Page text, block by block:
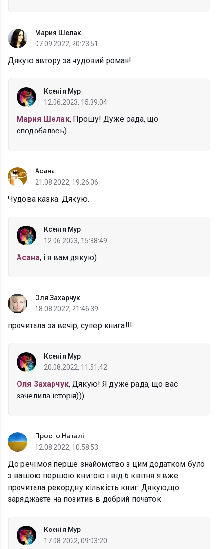
Мария Шелак
07.09.2022, 20:23:51
Дякую автору за чудовий роман!
Ксенія Мур
12.06.2023, 15:39:04
Мария Шелак, Прошу! Дуже рада, що
сподобалось)
Асана
21.08.2022, 19:26:06
Чудова казка. Дякую.
Ксенія Мур
12.06.2023, 15:38:49
Асана, і я вам дякую)
Оля Захарчук
18.08.2022, 21:46:39
прочитала за вечір, супер книга!!!
Ксенія Мур
20.08.2022, 11:51:42
Оля Захарчук, Дякую! Я дуже рада, що вас
зачепила історія)))
Просто Наталі
12.08.2022, 10:58:53
До речі,моя перше знайомство з цим додатком було
з вашою першою книгою і від 6 квітня я вже
прочитала рекордну кількість книг. Дякую,що
заряджаєте на позитив в добрий початок
Ксенія Мур
17.08.2022, 09:03:20